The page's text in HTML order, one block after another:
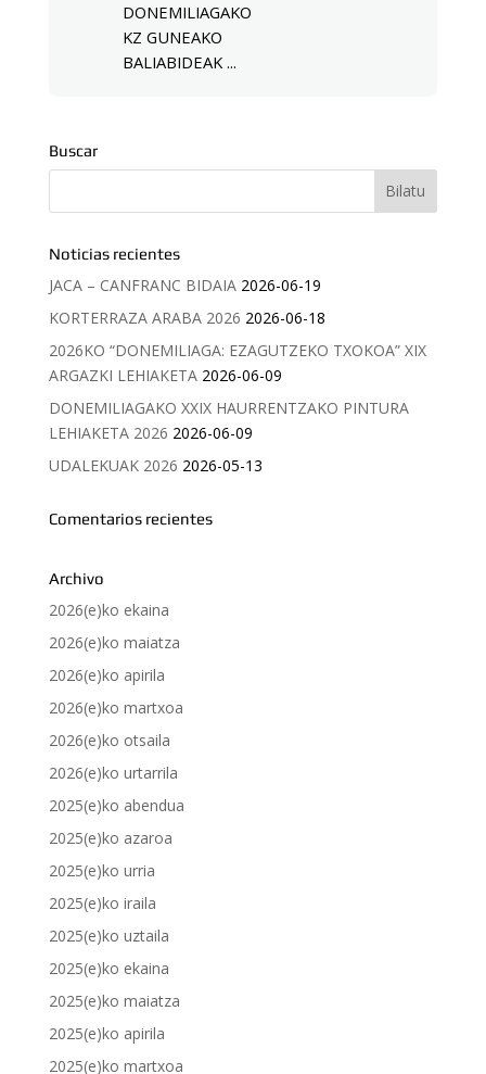
DONEMILIAGAKO
KZ GUNEAKO
BALIABIDEAK ...
Buscar
Noticias recientes
JACA – CANFRANC BIDAIA 2026-06-19
KORTERRAZA ARABA 2026 2026-06-18
2026KO “DONEMILIAGA: EZAGUTZEKO TXOKOA” XIX
ARGAZKI LEHIAKETA 2026-06-09
DONEMILIAGAKO XXIX HAURRENTZAKO PINTURA
LEHIAKETA 2026 2026-06-09
UDALEKUAK 2026 2026-05-13
Comentarios recientes
Archivo
2026(e)ko ekaina
2026(e)ko maiatza
2026(e)ko apirila
2026(e)ko martxoa
2026(e)ko otsaila
2026(e)ko urtarrila
2025(e)ko abendua
2025(e)ko azaroa
2025(e)ko urria
2025(e)ko iraila
2025(e)ko uztaila
2025(e)ko ekaina
2025(e)ko maiatza
2025(e)ko apirila
2025(e)ko martxoa